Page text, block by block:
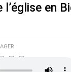
l’église en